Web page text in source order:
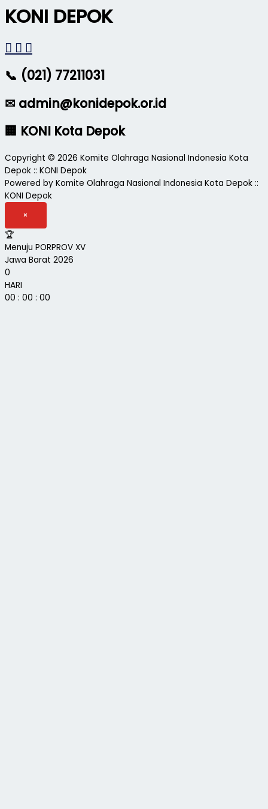
KONI DEPOK
📞 (021) 77211031
✉ admin@konidepok.or.id
🏢 KONI Kota Depok
Copyright © 2026 Komite Olahraga Nasional Indonesia Kota
Depok :: KONI Depok
Powered by Komite Olahraga Nasional Indonesia Kota Depok ::
KONI Depok
×
🏆
Menuju PORPROV XV
Jawa Barat 2026
0
HARI
00 : 00 : 00